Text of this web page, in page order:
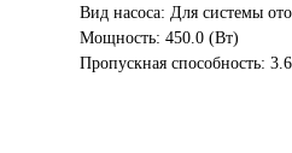
Вид насоса: Для системы
Мощность: 450.0 (Вт)
Пропускная способность: